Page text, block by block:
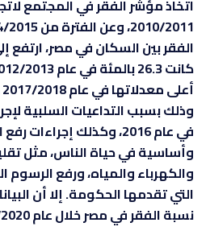
اتخاذ مؤشر الفقر في المجتمع
وذلك بسبب التداعيات السلبية
في عام 2016، وكذلك
وأساسية في حياة الناس، مثل
والكهرباء والمياه، ورفع الرسوم
التي تقدمها الحكومة. إلا أن
نسبة الفقر في مصر خلال عام 2019/2020 إلى 29.7 بالمئة.